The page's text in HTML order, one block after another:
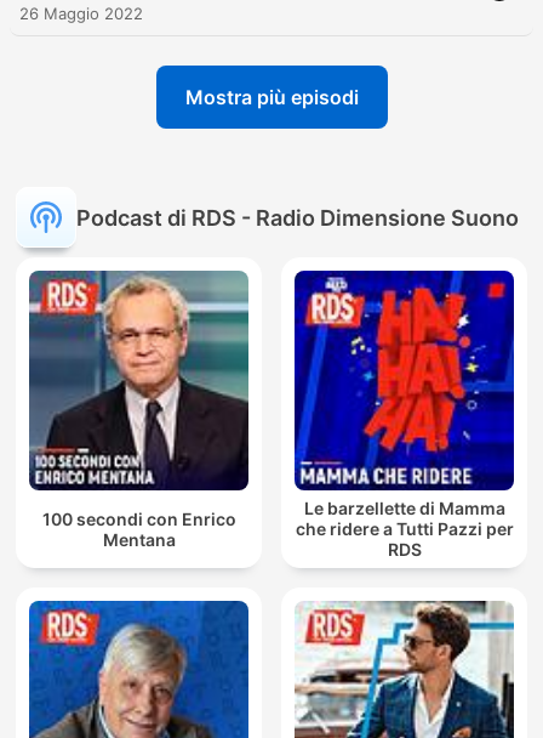
26 Maggio 2022
Mostra più episodi
Podcast di RDS - Radio Dimensione Suono
100 secondi con Enrico
Mentana
Le barzellette di Mamma
che ridere a Tutti Pazzi per
RDS